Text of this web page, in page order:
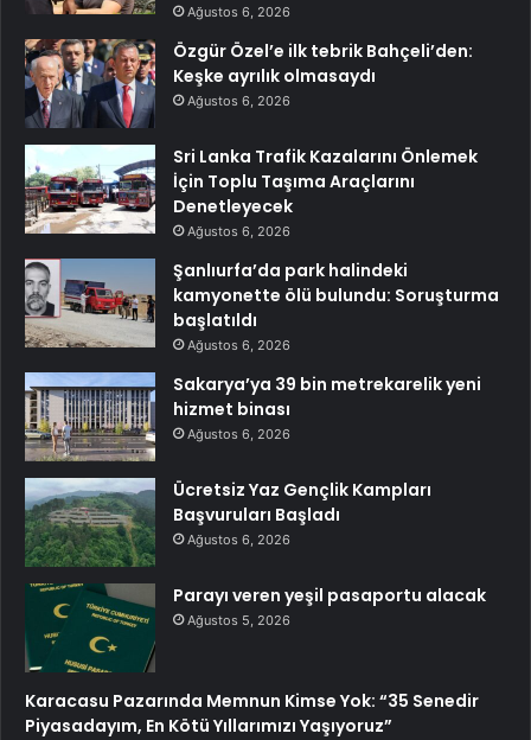
Ağustos 6, 2026
Özgür Özel’e ilk tebrik Bahçeli’den:
Keşke ayrılık olmasaydı
Ağustos 6, 2026
Sri Lanka Trafik Kazalarını Önlemek
İçin Toplu Taşıma Araçlarını
Denetleyecek
Ağustos 6, 2026
Şanlıurfa’da park halindeki
kamyonette ölü bulundu: Soruşturma
başlatıldı
Ağustos 6, 2026
Sakarya’ya 39 bin metrekarelik yeni
hizmet binası
Ağustos 6, 2026
Ücretsiz Yaz Gençlik Kampları
Başvuruları Başladı
Ağustos 6, 2026
Parayı veren yeşil pasaportu alacak
Ağustos 5, 2026
Karacasu Pazarında Memnun Kimse Yok: “35 Senedir
Piyasadayım, En Kötü Yıllarımızı Yaşıyoruz”